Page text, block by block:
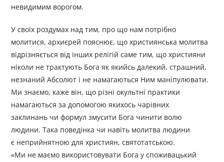
невидимим ворогом.
У своїх роздумах над тим, про що нам потрібно
молитися, архиєрей пояснює, що християнська молитва
відрізняється від інших релігій саме тим, що християни
ніколи не трактують Бога як якийсь далекий, страшний,
незнаний Абсолют і не намагаються Ним маніпулювати.
Ми знаємо, каже він, що різні окультні практики
намагаються за допомогою якихось чарівних
заклинань чи формул змусити Бога чинити волю
людини. Така поведінка чи навіть молитва людини
є неприйнятною для християн, святотатською.
«Ми не маємо використовувати Бога у споживацький